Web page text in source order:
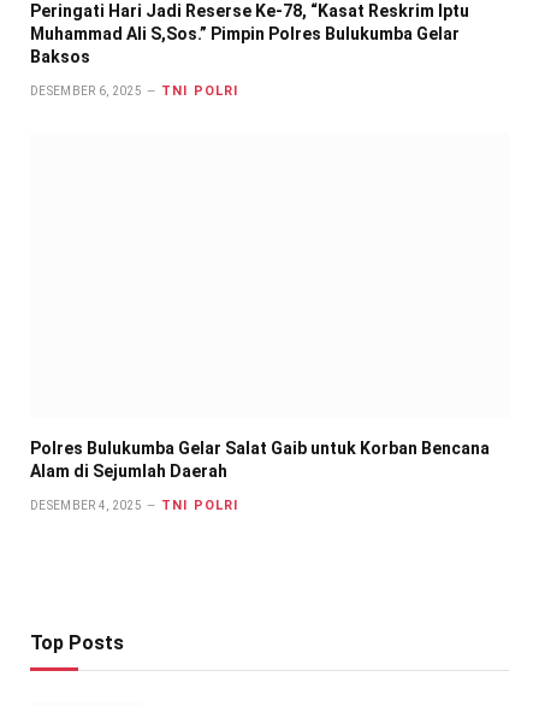
Peringati Hari Jadi Reserse Ke-78, “Kasat Reskrim Iptu
Muhammad Ali S,Sos.” Pimpin Polres Bulukumba Gelar
Baksos
DESEMBER 6, 2025 TNI POLRI
Polres Bulukumba Gelar Salat Gaib untuk Korban Bencana
Alam di Sejumlah Daerah
DESEMBER 4, 2025 TNI POLRI
Top Posts